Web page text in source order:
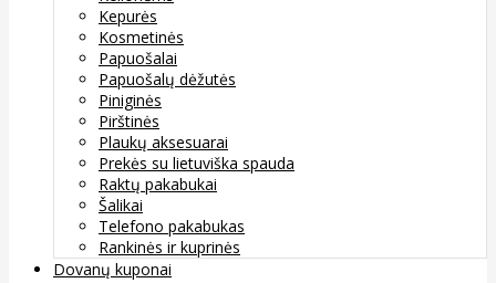
Kepurės
Kosmetinės
Papuošalai
Papuošalų dėžutės
Piniginės
Pirštinės
Plaukų aksesuarai
Prekės su lietuviška spauda
Raktų pakabukai
Šalikai
Telefono pakabukas
Rankinės ir kuprinės
Dovanų kuponai